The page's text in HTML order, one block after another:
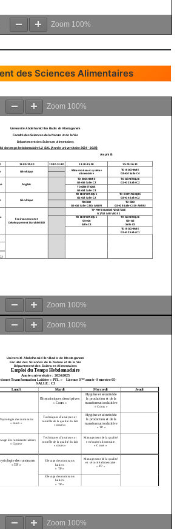
Zoom 100%
des Sciences Alimentaires
Zoom 100%
Zoom 100%
Zoom 100%
Zoom 100%